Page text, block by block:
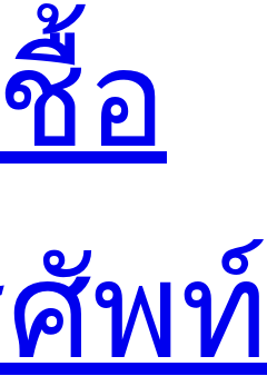
อ
พท์